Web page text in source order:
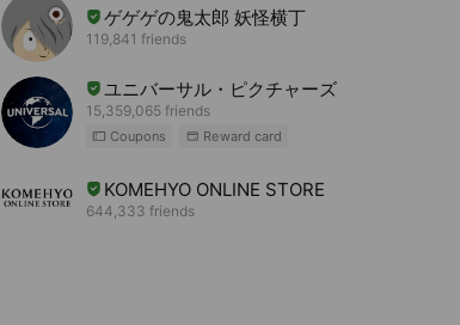
ゲゲゲの鬼太郎 妖怪横丁
119,841 friends
ユニバーサル・ピクチャーズ
15,359,065 friends
Coupons Reward card
KOMEHYO ONLINE STORE
644,333 friends